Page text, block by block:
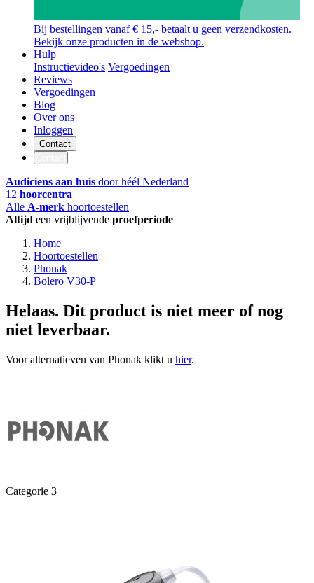
Bij bestellingen vanaf € 15,- betaalt u geen verzendkosten.
Bekijk onze producten in de webshop.
Hulp
Instructievideo's Vergoedingen
Reviews
Vergoedingen
Blog
Over ons
Inloggen
Contact
Audiciens aan huis door héél Nederland
12 hoorcentra
Alle A-merk hoortoestellen
Altijd een vrijblijvende proefperiode
Home
Hoortoestellen
Phonak
Bolero V30-P
Helaas. Dit product is niet meer of nog
niet leverbaar.
Voor alternatieven van Phonak klikt u hier.
Categorie 3